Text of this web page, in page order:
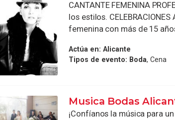
CANTANTE FEMENINA
los estilos.
femenina con más de 15
Actúa en: Alicante
Tipos de evento: Boda, Cena
Musica Bodas
¡Confíanos la música para